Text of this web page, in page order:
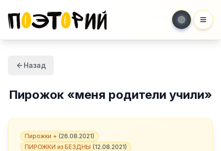
Назад
Пирожок «меня родители учили»
Пирожки + (26.08.2021)
ПИРОЖКИ из БЕЗДНЫ (12.08.2021)